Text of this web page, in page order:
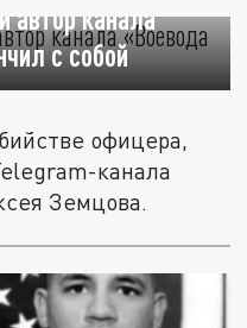
автор канала
с собой
офицера,
канала
Земцова.